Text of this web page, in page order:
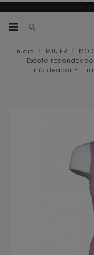
Inicio MUJER
Escote
moldeador -